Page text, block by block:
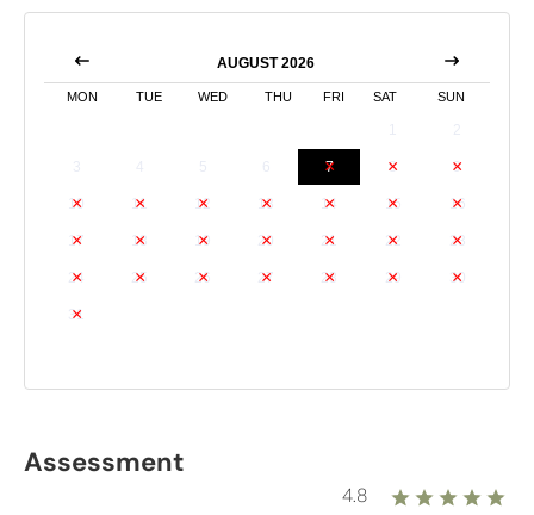
AUGUST 2026
MON TUE WED THU FRI SAT SUN
7 8 9
10 11 12 13 14 15 16
17 18 19 20 21 22 23
24 25 26 27 28 29 30
31
Assessment
4.8